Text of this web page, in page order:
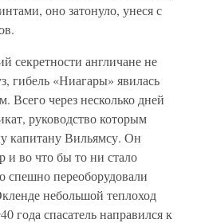
оно затонуло, унеся с
секретности англичане не
гибель «Ниагары» явилась
Всего через несколько дней
руководство которым
капитану Вильямсу. Он
и во что бы то ни стало
спешно переоборудовали
небольшой теплоход
года спасатель направился к